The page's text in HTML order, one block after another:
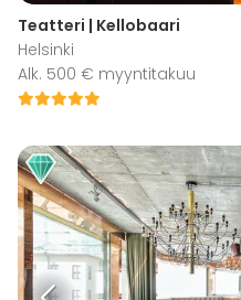
Teatteri | Kellobaari
Helsinki
Alk. 500 € myyntitakuu